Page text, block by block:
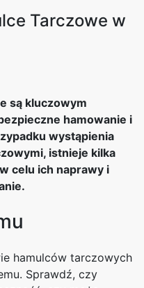
Tarczowe w
są kluczowym
hamowanie i
wystąpienia
istnieje kilka
celu ich naprawy i
hamulców tarczowych
Sprawdź, czy